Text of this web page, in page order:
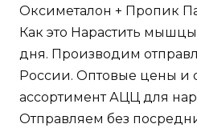
Оксиметалон + Пропик
Как это Нарастить мышцы
дня. Производим
России. Оптовые цены и
ассортимент АЦЦ для
Отправляем без